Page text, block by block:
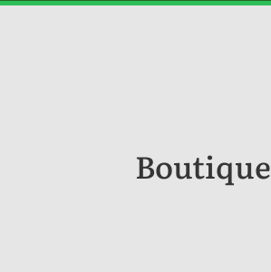
Boutique